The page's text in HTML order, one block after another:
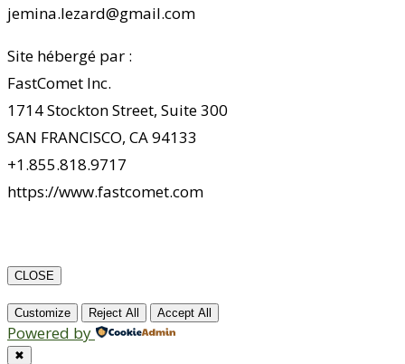
jemina.lezard@gmail.com
Site hébergé par :
FastComet Inc.
1714 Stockton Street, Suite 300
SAN FRANCISCO, CA 94133
+1.855.818.9717
https://www.fastcomet.com
CLOSE
Customize Reject All Accept All
Powered by
✖